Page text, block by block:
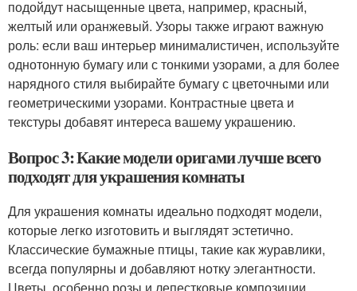
подойдут насыщенные цвета, например, красный,
желтый или оранжевый. Узоры также играют важную
роль: если ваш интерьер минималистичен, используйте
однотонную бумагу или с тонкими узорами, а для более
нарядного стиля выбирайте бумагу с цветочными или
геометрическими узорами. Контрастные цвета и
текстуры добавят интереса вашему украшению.
Вопрос 3: Какие модели оригами лучше всего
подходят для украшения комнаты
Для украшения комнаты идеально подходят модели,
которые легко изготовить и выглядят эстетично.
Классические бумажные птицы, такие как журавлики,
всегда популярны и добавляют нотку элегантности.